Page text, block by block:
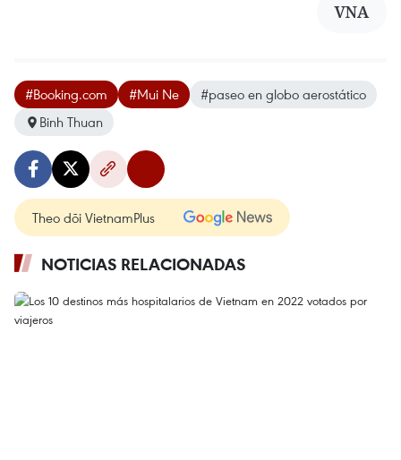
VNA
#Booking.com #Mui Ne
#paseo en globo aerostático
Binh Thuan
Theo dõi VietnamPlus
NOTICIAS RELACIONADAS